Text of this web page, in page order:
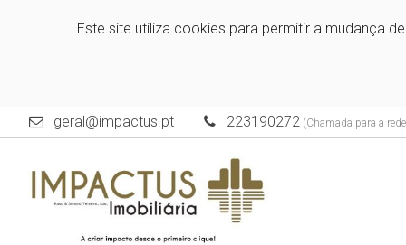
Este site utiliza cookies para permitir a mudança
geral@impactus.pt 223190272 (Chamada para a